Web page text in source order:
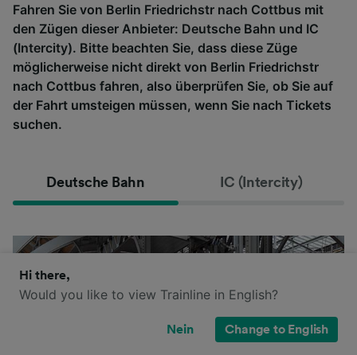
Fahren Sie von Berlin Friedrichstr nach Cottbus mit
den Zügen dieser Anbieter: Deutsche Bahn und IC
(Intercity). Bitte beachten Sie, dass diese Züge
möglicherweise nicht direkt von Berlin Friedrichstr
nach Cottbus fahren, also überprüfen Sie, ob Sie auf
der Fahrt umsteigen müssen, wenn Sie nach Tickets
suchen.
Deutsche Bahn IC (Intercity)
Hi there,
Would you like to view Trainline in English?
Nein Change to English